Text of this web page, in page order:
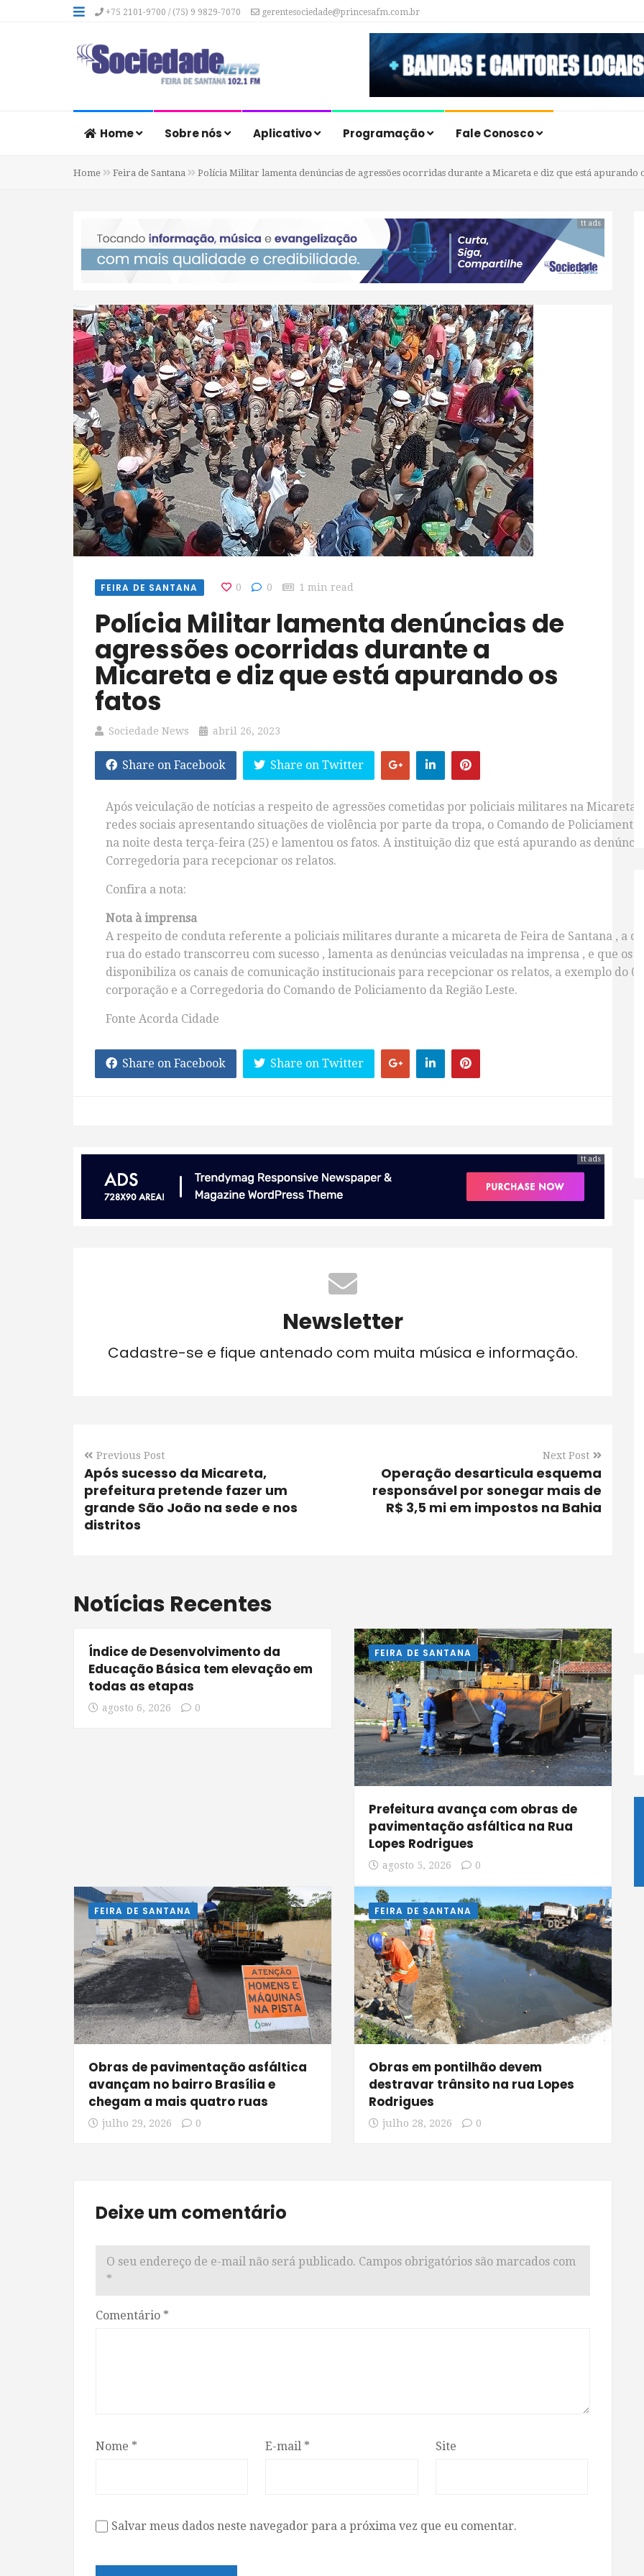
+75 2101-9700 / (75) 9 9829-7070 gerentesociedade@princesafm.com.br
Home Sobre nós Aplicativo Programação Fale Conosco
Home Feira de Santana Polícia Militar lamenta denúncias de agressões ocorridas durante a Micareta e diz que está apurando
tt ads
FEIRA DE SANTANA 0 0 1 min read
Polícia Militar lamenta denúncias de
agressões ocorridas durante a
Micareta e diz que está apurando os
fatos
Sociedade News abril 26, 2023
Share on Facebook Share on Twitter
Após veiculação de notícias a respeito de agressões cometidas por policiais militares na Micareta
redes sociais apresentando situações de violência por parte da tropa, o Comando de
na noite desta terça-feira (25) e lamentou os fatos. A instituição diz que está apurando as
Corregedoria para recepcionar os relatos.
Confira a nota:
Nota à imprensa
A respeito de conduta referente a policiais militares durante a micareta de Feira de Santana , a
rua do estado transcorreu com sucesso , lamenta as denúncias veiculadas na imprensa , e que os
disponibiliza os canais de comunicação institucionais para recepcionar os relatos, a exemplo do
corporação e a Corregedoria do Comando de Policiamento da Região Leste.
Fonte Acorda Cidade
Share on Facebook Share on Twitter
tt ads
Newsletter
Cadastre-se e fique antenado com muita música e informação.
Previous Post
Após sucesso da Micareta,
prefeitura pretende fazer um
grande São João na sede e nos
distritos
Next Post
Operação desarticula esquema
responsável por sonegar mais de
R$ 3,5 mi em impostos na Bahia
Notícias Recentes
Índice de Desenvolvimento da
Educação Básica tem elevação em
todas as etapas
agosto 6, 2026 0
FEIRA DE SANTANA
Prefeitura avança com obras de
pavimentação asfáltica na Rua
Lopes Rodrigues
agosto 5, 2026 0
FEIRA DE SANTANA
Obras de pavimentação asfáltica
avançam no bairro Brasília e
chegam a mais quatro ruas
julho 29, 2026 0
FEIRA DE SANTANA
Obras em pontilhão devem
destravar trânsito na rua Lopes
Rodrigues
julho 28, 2026 0
Deixe um comentário
O seu endereço de e-mail não será publicado. Campos obrigatórios são marcados com
*
Comentário *
Nome * E-mail * Site
Salvar meus dados neste navegador para a próxima vez que eu comentar.